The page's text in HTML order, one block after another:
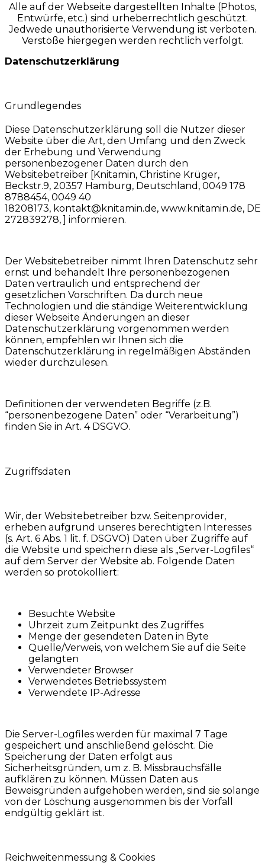
Alle auf der Webseite dargestellten Inhalte (Photos,
Entwürfe, etc.) sind urheberrechtlich geschützt.
Jedwede unauthorisierte Verwendung ist verboten.
Verstöße hiergegen werden rechtlich verfolgt.
Datenschutzerklärung
Grundlegendes
Diese Datenschutzerklärung soll die Nutzer dieser
Website über die Art, den Umfang und den Zweck
der Erhebung und Verwendung
personenbezogener Daten durch den
Websitebetreiber [Knitamin, Christine Krüger,
Beckstr.9, 20357 Hamburg, Deutschland, 0049 178
8788454, 0049 40
18208173, kontakt@knitamin.de, www.knitamin.de, DE
272839278, ] informieren.
Der Websitebetreiber nimmt Ihren Datenschutz sehr
ernst und behandelt Ihre personenbezogenen
Daten vertraulich und entsprechend der
gesetzlichen Vorschriften. Da durch neue
Technologien und die ständige Weiterentwicklung
dieser Webseite Änderungen an dieser
Datenschutzerklärung vorgenommen werden
können, empfehlen wir Ihnen sich die
Datenschutzerklärung in regelmäßigen Abständen
wieder durchzulesen.
Definitionen der verwendeten Begriffe (z.B.
“personenbezogene Daten” oder “Verarbeitung”)
finden Sie in Art. 4 DSGVO.
Zugriffsdaten
Wir, der Websitebetreiber bzw. Seitenprovider,
erheben aufgrund unseres berechtigten Interesses
(s. Art. 6 Abs. 1 lit. f. DSGVO) Daten über Zugriffe auf
die Website und speichern diese als „Server-Logfiles“
auf dem Server der Website ab. Folgende Daten
werden so protokolliert:
Besuchte Website
Uhrzeit zum Zeitpunkt des Zugriffes
Menge der gesendeten Daten in Byte
Quelle/Verweis, von welchem Sie auf die Seite
gelangten
Verwendeter Browser
Verwendetes Betriebssystem
Verwendete IP-Adresse
Die Server-Logfiles werden für maximal 7 Tage
gespeichert und anschließend gelöscht. Die
Speicherung der Daten erfolgt aus
Sicherheitsgründen, um z. B. Missbrauchsfälle
aufklären zu können. Müssen Daten aus
Beweisgründen aufgehoben werden, sind sie solange
von der Löschung ausgenommen bis der Vorfall
endgültig geklärt ist.
Reichweitenmessung & Cookies